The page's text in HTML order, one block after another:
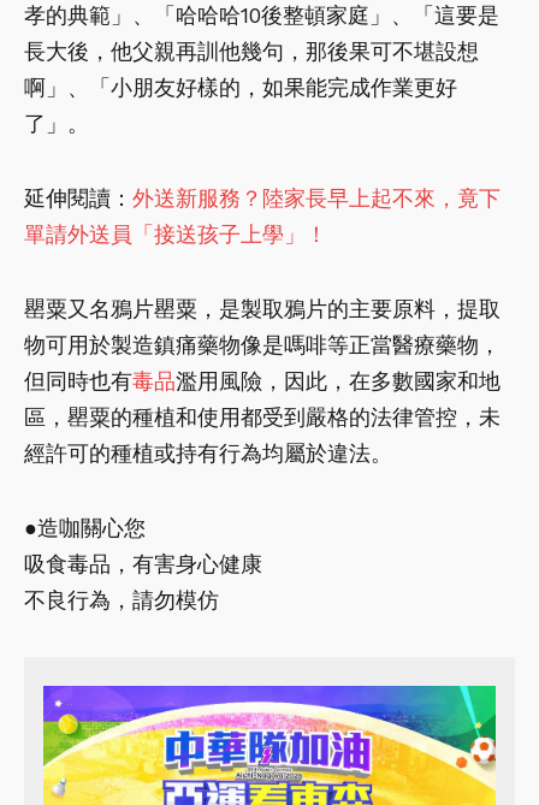
孝的典範」、「哈哈哈10後整頓家庭」、「這要是
長大後，他父親再訓他幾句，那後果可不堪設想
啊」、「小朋友好樣的，如果能完成作業更好
了」。
延伸閱讀： 外送新服務？陸家長早上起不來，竟下
單請外送員「接送孩子上學」！
罌粟又名鴉片罌粟，是製取鴉片的主要原料，提取
物可用於製造鎮痛藥物像是嗎啡等正當醫療藥物，
但同時也有毒品濫用風險，因此，在多數國家和地
區，罌粟的種植和使用都受到嚴格的法律管控，未
經許可的種植或持有行為均屬於違法。
●造咖關心您
吸食毒品，有害身心健康
不良行為，請勿模仿